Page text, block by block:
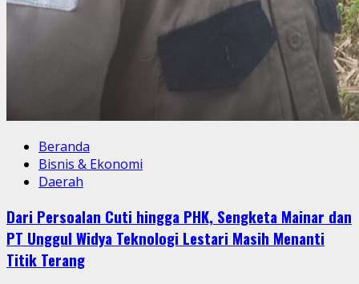
Beranda
Bisnis & Ekonomi
Daerah
Dari Persoalan Cuti hingga PHK, Sengketa Mainar dan
PT Unggul Widya Teknologi Lestari Masih Menanti
Titik Terang